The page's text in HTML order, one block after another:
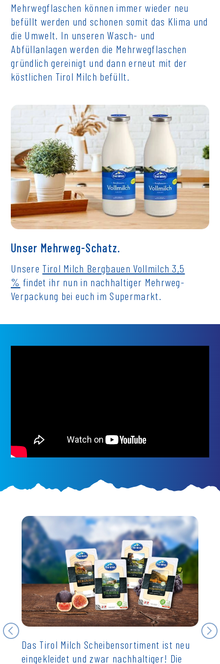
Mehrwegflaschen können immer wieder neu
befüllt werden und schonen somit das Klima und
die Umwelt. In unseren Wasch- und
Abfüllanlagen werden die Mehrwegflaschen
gründlich gereinigt und dann erneut mit der
köstlichen Tirol Milch befüllt.
Unser Mehrweg-Schatz.
Unsere Tirol Milch Bergbauen Vollmilch 3,5
% findet ihr nun in nachhaltiger Mehrweg-
Verpackung bei euch im Supermarkt.
Das Tirol Milch Scheibensortiment ist neu
eingekleidet und zwar nachhaltiger! Die